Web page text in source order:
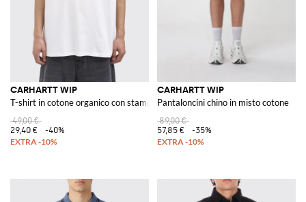
CARHARTT WIP
T-shirt in cotone organico con stampa logo
49,00 €
29,40 €
-40%
CARHARTT WIP
Pantaloncini chino in misto cotone
89,00 €
57,85 €
-35%